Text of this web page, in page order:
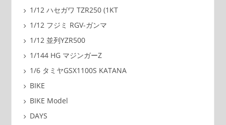
1/12 ハセガワ TZR250 (1KT
1/12 フジミ RGV-ガンマ
1/12 並列YZR500
1/144 HG マジンガーZ
1/6 タミヤGSX1100S KATANA
BIKE
BIKE Model
DAYS